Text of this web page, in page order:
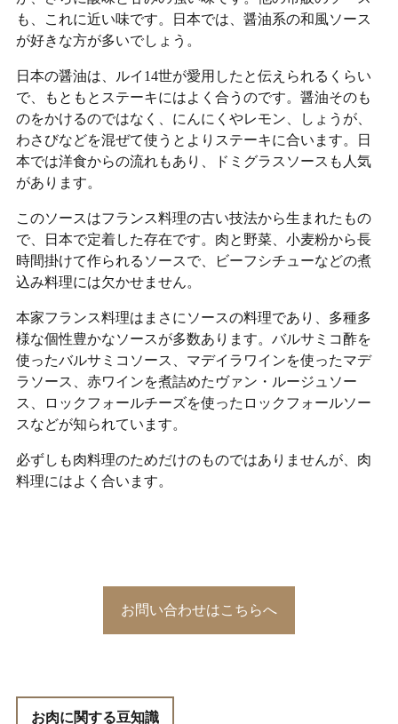
も、これに近い味です。日本では、醤油系の和風ソース
が好きな方が多いでしょう。
日本の醤油は、ルイ14世が愛用したと伝えられるくらい
で、もともとステーキにはよく合うのです。醤油そのも
のをかけるのではなく、にんにくやレモン、しょうが、
わさびなどを混ぜて使うとよりステーキに合います。日
本では洋食からの流れもあり、ドミグラスソースも人気
があります。
このソースはフランス料理の古い技法から生まれたもの
で、日本で定着した存在です。肉と野菜、小麦粉から長
時間掛けて作られるソースで、ビーフシチューなどの煮
込み料理には欠かせません。
本家フランス料理はまさにソースの料理であり、多種多
様な個性豊かなソースが多数あります。バルサミコ酢を
使ったバルサミコソース、マデイラワインを使ったマデ
ラソース、赤ワインを煮詰めたヴァン・ルージュソー
ス、ロックフォールチーズを使ったロックフォールソー
スなどが知られています。
必ずしも肉料理のためだけのものではありませんが、肉
料理にはよく合います。
お問い合わせはこちらへ
お肉に関する豆知識